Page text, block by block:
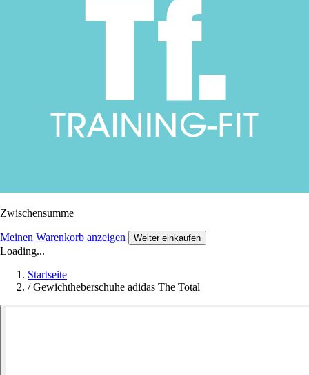
Zwischensumme
Meinen Warenkorb anzeigen Weiter einkaufen
Loading...
Startseite
/ Gewichtheberschuhe adidas The Total